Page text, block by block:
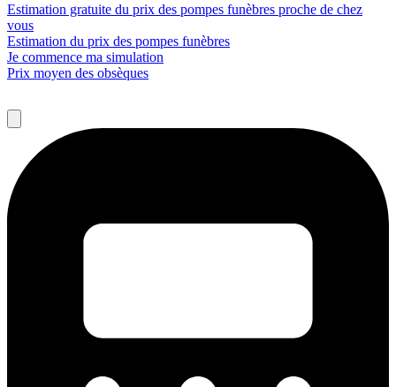
Estimation gratuite du prix des pompes funèbres proche de chez
vous
Estimation du prix des pompes funèbres
Je commence ma simulation
Prix moyen des obsèques